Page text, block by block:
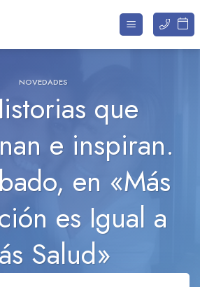
NOVEDADES
que
e inspiran.
en «Más
es Igual a
Salud»